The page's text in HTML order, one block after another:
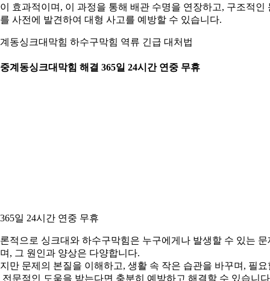
효과적이며, 이 과정을 통해 배관 수명을 연장하고, 구조적인
사전에 발견하여 대형 사고를 예방할 수 있습니다.
동싱크대막힘 하수구막힘 역류 긴급 대처법
계동싱크대막힘 해결 365일 24시간 연중 무휴
일 24시간 연중 무휴
적으로 싱크대와 하수구막힘은 누구에게나 발생할 수 있는 문
, 그 원인과 양상은 다양합니다.
만 문제의 본질을 이해하고, 생활 속 작은 습관을 바꾸며, 필요
전문적인 도움을 받는다면 충분히 예방하고 해결할 수 있습니